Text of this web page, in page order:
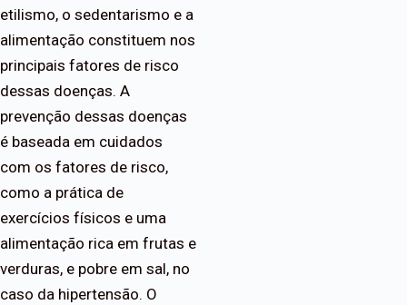
etilismo, o sedentarismo e a
alimentação constituem nos
principais fatores de risco
dessas doenças. A
prevenção dessas doenças
é baseada em cuidados
com os fatores de risco,
como a prática de
exercícios físicos e uma
alimentação rica em frutas e
verduras, e pobre em sal, no
caso da hipertensão. O